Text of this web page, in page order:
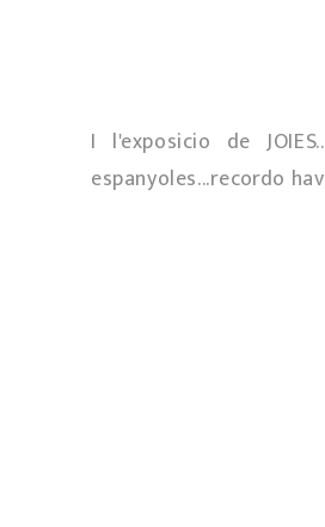
I l'exposicio de
espanyoles...recordo